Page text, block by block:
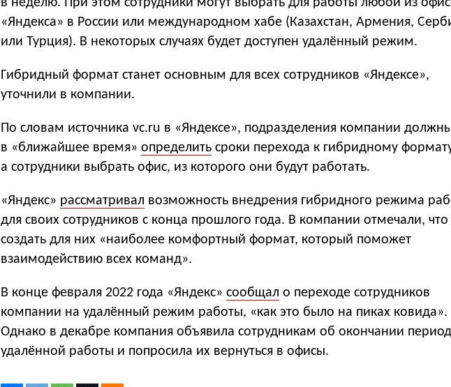
в неделю. При этом сотрудники могут выбрать для работы любой из
«Яндекса» в России или международном хабе (Казахстан, Армения,
или Турция). В некоторых случаях будет доступен удалённый режим.
Гибридный формат станет основным для всех сотрудников «Яндексе»,
уточнили в компании.
По словам источника vc.ru в «Яндексе», подразделения компании
в «ближайшее время» определить сроки перехода к гибридному
а сотрудники выбрать офис, из которого они будут работать.
«Яндекс» рассматривал возможность внедрения гибридного режима
для своих сотрудников с конца прошлого года. В компании отмечали, что
создать для них «наиболее комфортный формат, который поможет
взаимодействию всех команд».
В конце февраля 2022 года «Яндекс» сообщал о переходе сотрудников
компании на удалённый режим работы, «как это было на пиках ковида».
Однако в декабре компания объявила сотрудникам об окончании
удалённой работы и попросила их вернуться в офисы.